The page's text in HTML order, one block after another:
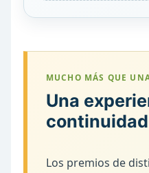
MUCHO MÁS QUE
Una
continuidad
Los premios de